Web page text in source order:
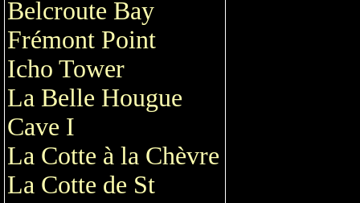
Belcroute Bay
Frémont Point
Icho Tower
La Belle Hougue
Cave I
La Cotte à la Chèvre
La Cotte de St